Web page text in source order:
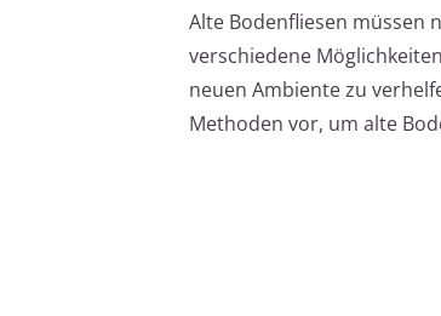
Alte Bodenfliesen müssen
verschiedene
neuen Ambiente zu
Methoden vor, um alte